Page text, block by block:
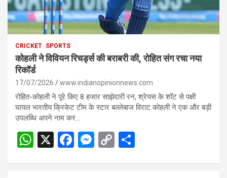
CRICKET SPORTS
कोहली ने विवियन रिचर्ड्स की बराबरी की, रोहित संग रचा नया
रिकॉर्ड
17/07/2026 www.indianopinionnews.com
रोहित-कोहली ने पूरे किए 8 हजार साझेदारी रन, श्रेयस के शॉट से पक्षी
घायल भारतीय क्रिकेट टीम के स्टार बल्लेबाज विराट कोहली ने एक और बड़ी
उपलब्धि अपने नाम कर…
W
X
F
M
C